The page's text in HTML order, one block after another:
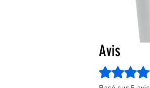
Avis
Noté 4,8 sur 5.